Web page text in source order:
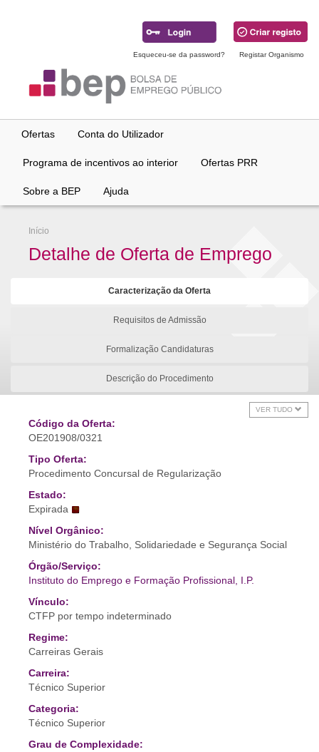
Esqueceu-se da password? Registar Organismo
Ofertas Conta do Utilizador
Programa de incentivos ao interior Ofertas PRR
Sobre a BEP Ajuda
Início
Detalhe de Oferta de Emprego
Caracterização da Oferta
Requisitos de Admissão
Formalização Candidaturas
Descrição do Procedimento
VER TUDO
Código da Oferta:
OE201908/0321
Tipo Oferta:
Procedimento Concursal de Regularização
Estado:
Expirada
Nível Orgânico:
Ministério do Trabalho, Solidariedade e Segurança Social
Órgão/Serviço:
Instituto do Emprego e Formação Profissional, I.P.
Vínculo:
CTFP por tempo indeterminado
Regime:
Carreiras Gerais
Carreira:
Técnico Superior
Categoria:
Técnico Superior
Grau de Complexidade: